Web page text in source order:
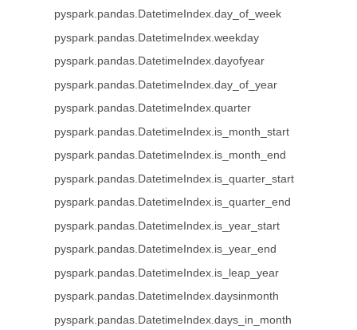
pyspark.pandas.DatetimeIndex.day_of_week
pyspark.pandas.DatetimeIndex.weekday
pyspark.pandas.DatetimeIndex.dayofyear
pyspark.pandas.DatetimeIndex.day_of_year
pyspark.pandas.DatetimeIndex.quarter
pyspark.pandas.DatetimeIndex.is_month_start
pyspark.pandas.DatetimeIndex.is_month_end
pyspark.pandas.DatetimeIndex.is_quarter_start
pyspark.pandas.DatetimeIndex.is_quarter_end
pyspark.pandas.DatetimeIndex.is_year_start
pyspark.pandas.DatetimeIndex.is_year_end
pyspark.pandas.DatetimeIndex.is_leap_year
pyspark.pandas.DatetimeIndex.daysinmonth
pyspark.pandas.DatetimeIndex.days_in_month